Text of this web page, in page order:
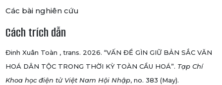
Các bài nghiên cứu
Cách trích dẫn
Đinh Xuân Toàn , trans. 2026. “VẤN ĐỀ GÌN GIỮ BẢN SẮC VĂN
HOÁ DÂN TỘC TRONG THỜI KỲ TOÀN CẦU HOÁ”. Tạp Chí
Khoa học điện tử Việt Nam Hội Nhập, no. 383 (May).